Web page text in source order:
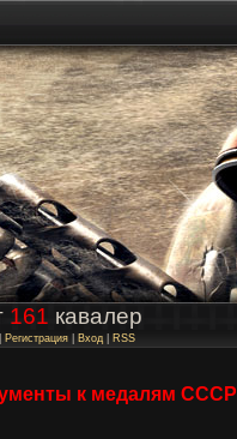
161 кавалер
Регистрация| Вход| RSS
к медалям СССР